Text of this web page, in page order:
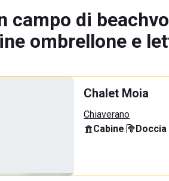
campo di
ombrellone e
Chalet Moia
Chiaverano
Cabine· Doccia